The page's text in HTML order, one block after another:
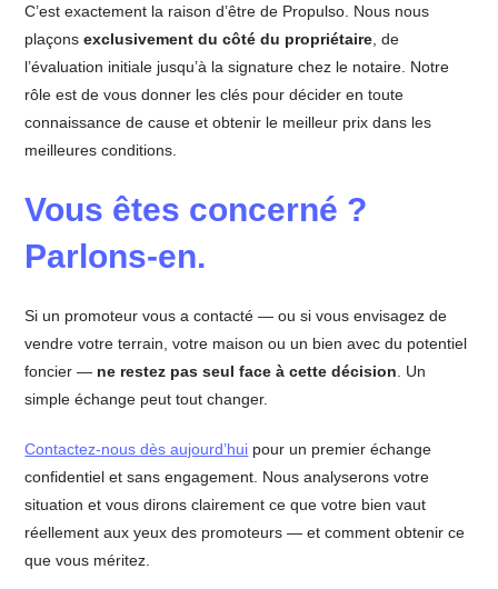
C’est exactement la raison d’être de Propulso. Nous nous
plaçonsexclusivement du côté du propriétaire , de
l’évaluation initiale jusqu’à la signature chez le notaire. Notre
rôle est de vous donner les clés pour décider en toute
connaissance de cause et obtenir le meilleur prix dans les
meilleures conditions.
Vous êtes concerné ?
Parlons-en.
Si un promoteur vous a contacté — ou si vous envisagez de
vendre votre terrain, votre maison ou un bien avec du potentiel
foncier — ne restez pas seul face à cette décision . Un
simple échange peut tout changer.
Contactez-nous dès aujourd’hui pour un premier échange
confidentiel et sans engagement. Nous analyserons votre
situation et vous dirons clairement ce que votre bien vaut
réellement aux yeux des promoteurs — et comment obtenir ce
que vous méritez.